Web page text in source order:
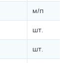
м/п
шт.
шт.